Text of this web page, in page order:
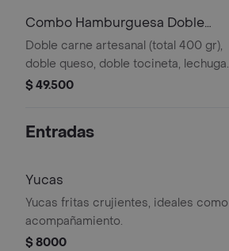
acompañante(papas, yucas o aros de
cebolla)+ bebida de tu elección(
limonada natural ó gaseosa 400 ml).
Combo Hamburguesa Doble
Carne
Doble carne artesanal (total 400 gr),
doble queso, doble tocineta, lechuga,
tomate + 1 acompañante(papas, yucas
400 ml).
$ 49.500
Entradas
Yucas
Yucas fritas crujientes, ideales como
acompañamiento.
$ 8000